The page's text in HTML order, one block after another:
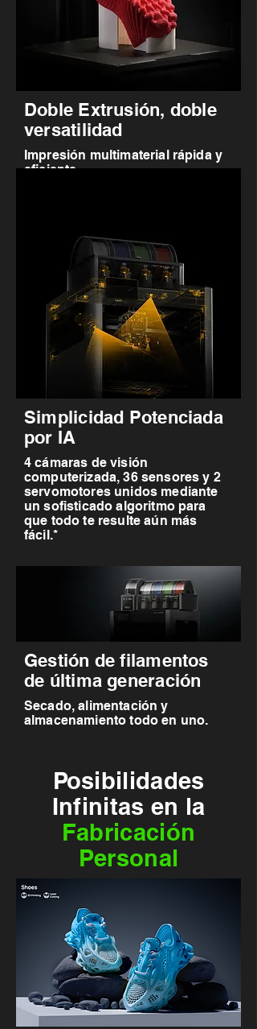
Doble Extrusión, doble
versatilidad
Impresión multimaterial rápida y
eficiente
Simplicidad Potenciada
por IA
4 cámaras de visión
computerizada, 36 sensores y 2
servomotores unidos mediante
un sofisticado algoritmo para
que todo te resulte aún más
fácil.*
Gestión de filamentos
de última generación
Secado, alimentación y
almacenamiento todo en uno.
Posibilidades
Infinitas en la
Fabricación
Personal